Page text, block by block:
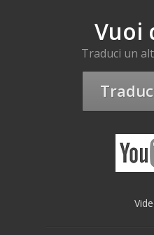
Vuoi
Traduci un